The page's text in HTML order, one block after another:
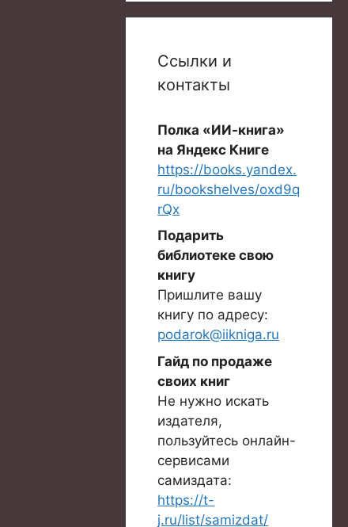
Ссылки и
контакты
Полка «ИИ-книга»
на Яндекс Книге
https://books.yandex.
ru/bookshelves/oxd9q
rQx
Подарить
библиотеке свою
книгу
Пришлите вашу
книгу по адресу:
podarok@iikniga.ru
Гайд по продаже
своих книг
Не нужно искать
издателя,
пользуйтесь онлайн-
сервисами
самиздата:
https://t-
j.ru/list/samizdat/